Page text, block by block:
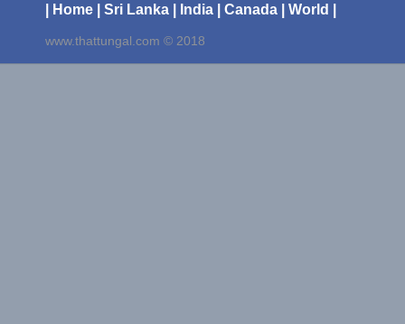
| Home | Sri Lanka | India | Canada | World |
www.thattungal.com © 2018